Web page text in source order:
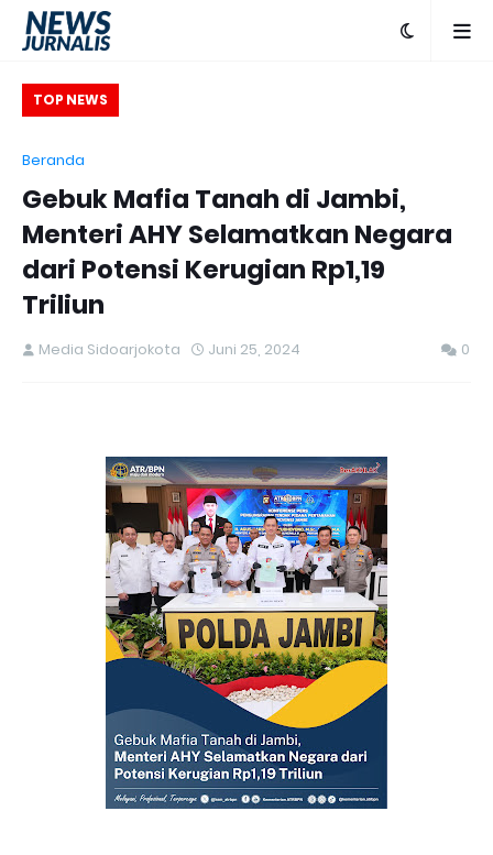
TOP NEWS
Beranda
Gebuk Mafia Tanah di Jambi,
Menteri AHY Selamatkan Negara
dari Potensi Kerugian Rp1,19
Triliun
Media Sidoarjokota Juni 25, 2024 0